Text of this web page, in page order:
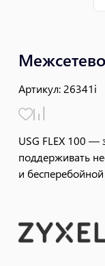
Артикул: 26341i
USG FLEX 100 —
поддерживать
и